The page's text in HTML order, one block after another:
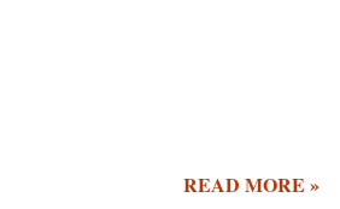
READ MORE »